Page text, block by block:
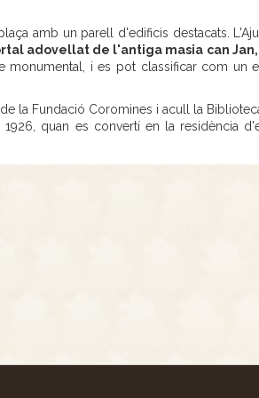
amb un parell d'edificis destacats.
adovellat de l'antiga masia can
monumental, i es pot classificar com un
la Fundació Coromines i acull la
quan es convertí en la residència